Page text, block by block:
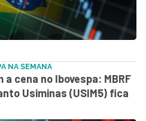
NA SEMANA
cena no Ibovespa: MBRF
Usiminas (USIM5) fica